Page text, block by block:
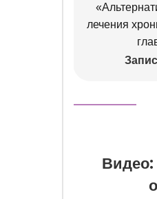
лечения